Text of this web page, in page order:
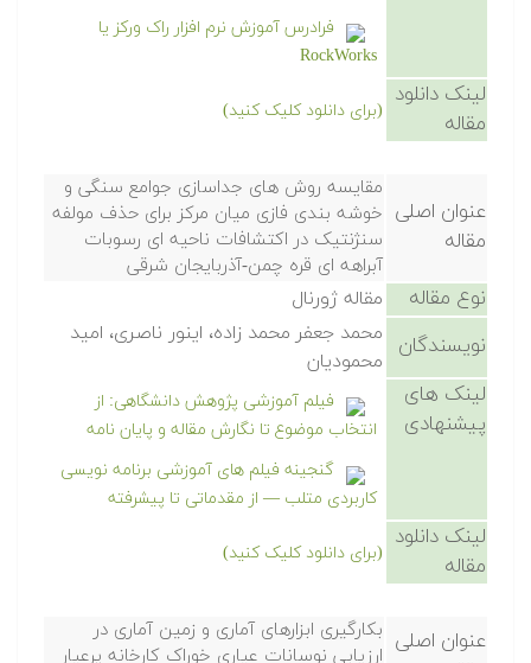
فرادرس آموزش نرم افزار راک ورکز یا
RockWorks
لینک دانلود
مقاله
(برای دانلود کلیک کنید)
عنوان اصلی
مقاله
مقایسه روش های جداسازی جوامع سنگی و
خوشه بندی فازی میان مرکز برای حذف مولفه
سنژنتیک در اکتشافات ناحیه ای رسوبات
آبراهه ای قره چمن-آذربایجان شرقی
نوع مقاله مقاله ژورنال
نویسندگان
محمد جعفر محمد زاده، اینور ناصری، امید
محمودیان
لینک های
پیشنهادی
فیلم آموزشی پژوهش دانشگاهی: از
انتخاب موضوع تا نگارش مقاله و پایان نامه
گنجینه فیلم های آموزشی برنامه نویسی
کاربردی متلب — از مقدماتی تا پیشرفته
لینک دانلود
مقاله
(برای دانلود کلیک کنید)
عنوان اصلی بکارگیری ابزارهای آماری و زمین آماری در
ارزیابی نوسانات عیاری خوراک کارخانه پرعیار